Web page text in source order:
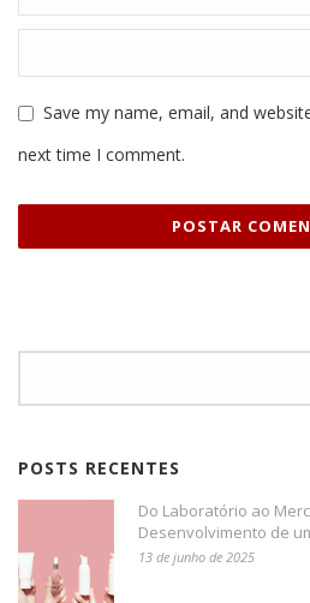
Save my name, email, and
next time I comment.
POSTS RECENTES
Do Laboratório ao
Desenvolvimento de
13 de junho de 2025